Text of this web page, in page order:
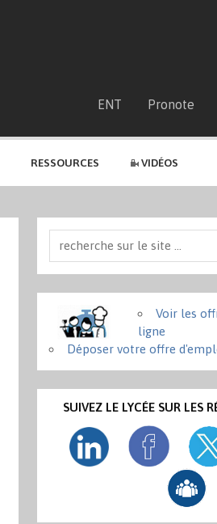
ENT Pronote
RESSOURCES VIDÉOS
Voir les
ligne
Déposer votre offre
SUIVEZ LE LYCÉE SUR LES